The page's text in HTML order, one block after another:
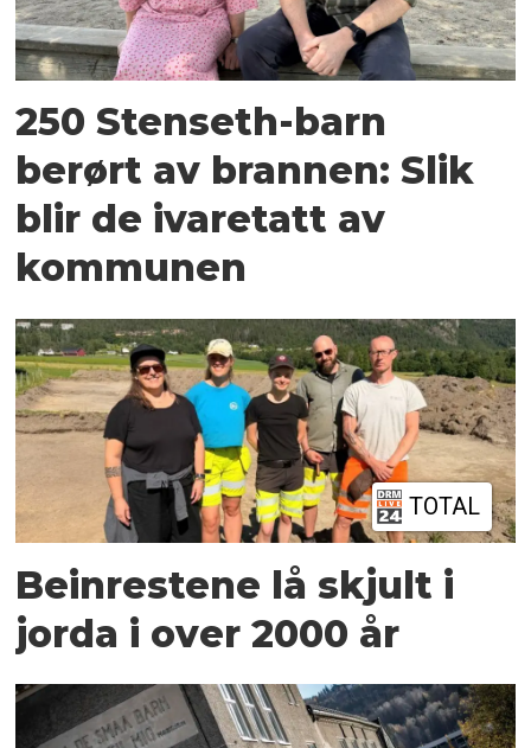
250 Stenseth-barn
berørt av brannen: Slik
blir de ivaretatt av
kommunen
TOTAL
Beinrestene lå skjult i
jorda i over 2000 år